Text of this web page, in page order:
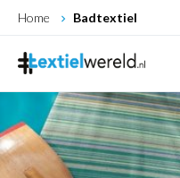
Home Badtextiel